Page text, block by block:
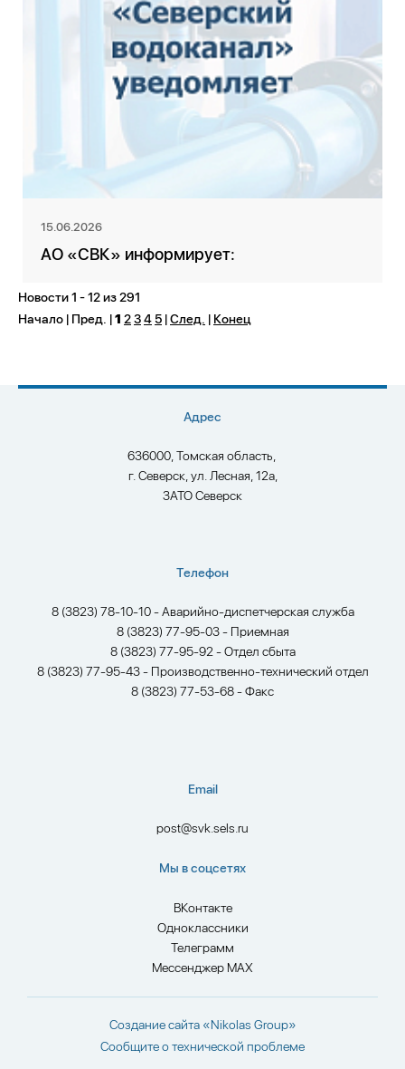
15.06.2026
АО «СВК» информирует:
Новости 1 - 12 из 291
Начало | Пред. |12345|След. |Конец
Адрес
636000, Томская область,
г. Северск, ул. Лесная, 12а,
ЗАТО Северск
Телефон
8 (3823) 78-10-10 - Аварийно-диспетчерская служба
8 (3823) 77-95-03 - Приемная
8 (3823) 77-95-92 - Отдел сбыта
8 (3823) 77-95-43 - Производственно-технический отдел
8 (3823) 77-53-68 - Факс
Email
post@svk.sels.ru
Мы в соцсетях
ВКонтакте
Одноклассники
Телеграмм
Мессенджер MAX
Создание сайта «Nikolas Group»
Сообщите о технической проблеме